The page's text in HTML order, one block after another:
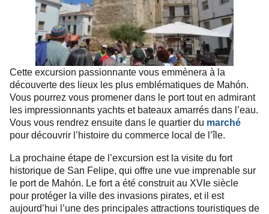
Cette excursion passionnante vous emmènera à la
découverte des lieux les plus emblématiques de Mahón.
Vous pourrez vous promener dans le port tout en admirant
les impressionnants yachts et bateaux amarrés dans l’eau.
Vous vous rendrez ensuite dans le quartier du marché
pour découvrir l’histoire du commerce local de l’île.
La prochaine étape de l’excursion est la visite du fort
historique de San Felipe, qui offre une vue imprenable sur
le port de Mahón. Le fort a été construit au XVIe siècle
pour protéger la ville des invasions pirates, et il est
aujourd’hui l’une des principales attractions touristiques de